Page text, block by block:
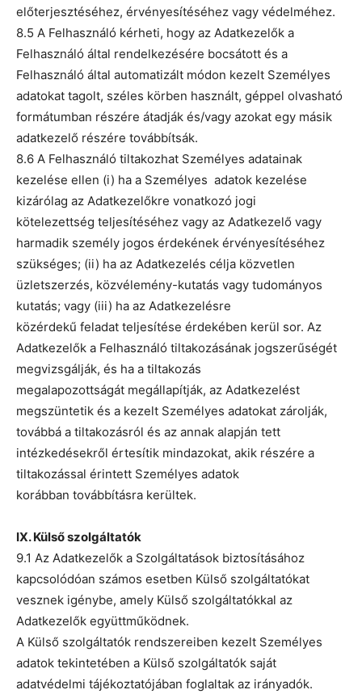
előterjesztéséhez, érvényesítéséhez vagy védelméhez.
8.5 A Felhasználó kérheti, hogy az Adatkezelők a
Felhasználó által rendelkezésére bocsátott és a
Felhasználó által automatizált módon kezelt Személyes
adatokat tagolt, széles körben használt, géppel olvasható
formátumban részére átadják és/vagy azokat egy másik
adatkezelő részére továbbítsák.
8.6 A Felhasználó tiltakozhat Személyes adatainak
kezelése ellen (i) ha a Személyes adatok kezelése
kizárólag az Adatkezelőkre vonatkozó jogi
kötelezettség teljesítéséhez vagy az Adatkezelő vagy
harmadik személy jogos érdekének érvényesítéséhez
szükséges; (ii) ha az Adatkezelés célja közvetlen
üzletszerzés, közvélemény-kutatás vagy tudományos
kutatás; vagy (iii) ha az Adatkezelésre
közérdekű feladat teljesítése érdekében kerül sor. Az
Adatkezelők a Felhasználó tiltakozásának jogszerűségét
megvizsgálják, és ha a tiltakozás
megalapozottságát megállapítják, az Adatkezelést
megszüntetik és a kezelt Személyes adatokat zárolják,
továbbá a tiltakozásról és az annak alapján tett
intézkedésekről értesítik mindazokat, akik részére a
tiltakozással érintett Személyes adatok
korábban továbbításra kerültek.
IX. Külső szolgáltatók
9.1 Az Adatkezelők a Szolgáltatások biztosításához
kapcsolódóan számos esetben Külső szolgáltatókat
vesznek igénybe, amely Külső szolgáltatókkal az
Adatkezelők együttműködnek.
A Külső szolgáltatók rendszereiben kezelt Személyes
adatok tekintetében a Külső szolgáltatók saját
adatvédelmi tájékoztatójában foglaltak az irányadók.